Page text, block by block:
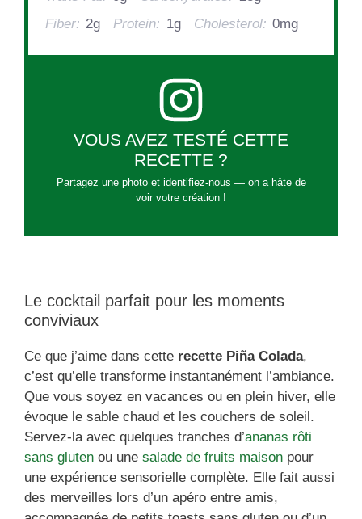
Fiber: 2g Protein: 1g Cholesterol: 0mg
VOUS AVEZ TESTÉ CETTE
RECETTE ?
Partagez une photo et identifiez-nous — on a hâte de
voir votre création !
Le cocktail parfait pour les moments
conviviaux
Ce que j’aime dans cette recette Piña Colada,
c’est qu’elle transforme instantanément l’ambiance.
Que vous soyez en vacances ou en plein hiver, elle
évoque le sable chaud et les couchers de soleil.
Servez-la avec quelques tranches d’ananas rôti
sans gluten ou une salade de fruits maison pour
une expérience sensorielle complète. Elle fait aussi
des merveilles lors d’un apéro entre amis,